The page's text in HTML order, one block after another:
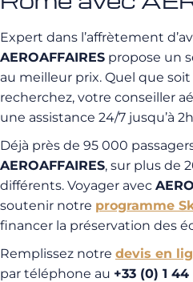
Expert dans l’affrètement
AEROAFFAIRES propose un
au meilleur prix. Quel que soit
recherchez, votre conseiller
une assistance 24/7 jusqu’à
Déjà près de 95 000
AEROAFFAIRES, sur plus de
différents. Voyager avec
soutenir notre programme
financer la préservation des
Remplissez notre devis en
par téléphone au +33 (0) 1 44